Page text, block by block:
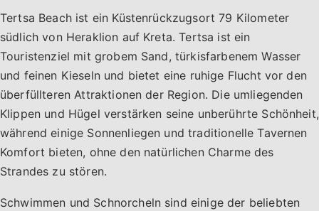
Tertsa Beach ist ein Küstenrückzugsort 79 Kilometer
südlich von Heraklion auf Kreta. Tertsa ist ein
Touristenziel mit grobem Sand, türkisfarbenem Wasser
und feinen Kieseln und bietet eine ruhige Flucht vor den
überfüllteren Attraktionen der Region. Die umliegenden
Klippen und Hügel verstärken seine unberührte Schönheit,
während einige Sonnenliegen und traditionelle Tavernen
Komfort bieten, ohne den natürlichen Charme des
Strandes zu stören.
Schwimmen und Schnorcheln sind einige der beliebten